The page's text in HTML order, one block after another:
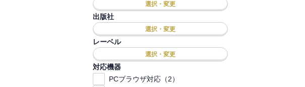
選択・変更
出版社
選択・変更
レーベル
選択・変更
対応機器
PCブラウザ対応（2）